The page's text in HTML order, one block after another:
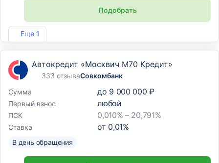
Еще 1
Подобрать
Лиц. №254
Автокредит «Москвич М70 Кредит»
333 отзываСовкомбанк
Сумма
до 9 000 000 ₽
Первый взнос любой
ПСК 0,010% – 20,791%
Ставка от 0,01%
В день обращения